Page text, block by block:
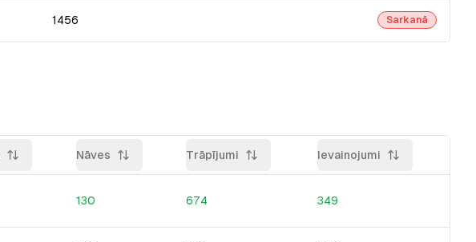
1456 Sarkanā
Nāves Trāpījumi Ievainojumi
130 674 349